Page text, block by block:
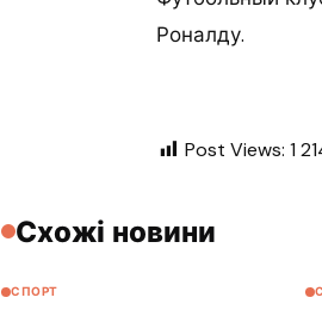
Роналду.
Post Views: 1
Схожі новини
СПОРТ